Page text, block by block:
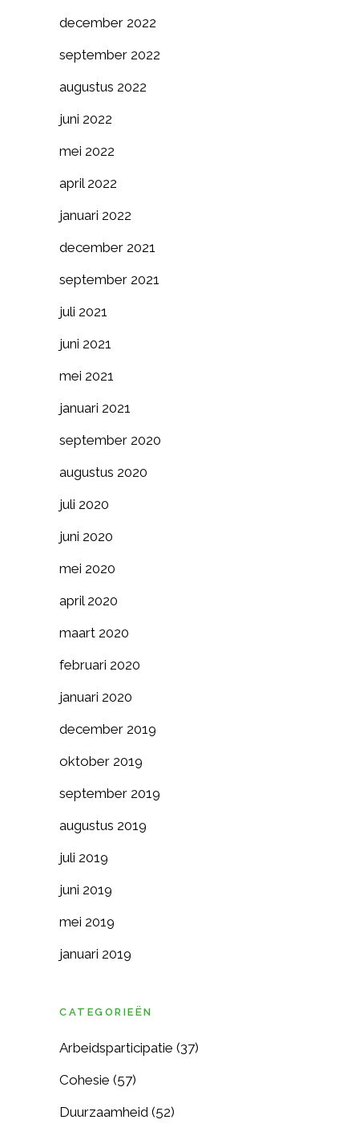
december 2022
september 2022
augustus 2022
juni 2022
mei 2022
april 2022
januari 2022
december 2021
september 2021
juli 2021
juni 2021
mei 2021
januari 2021
september 2020
augustus 2020
juli 2020
juni 2020
mei 2020
april 2020
maart 2020
februari 2020
januari 2020
december 2019
oktober 2019
september 2019
augustus 2019
juli 2019
juni 2019
mei 2019
januari 2019
CATEGORIEËN
Arbeidsparticipatie (37)
Cohesie (57)
Duurzaamheid (52)